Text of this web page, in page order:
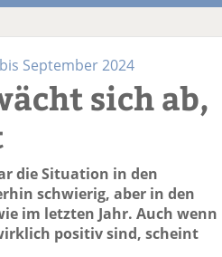
September 2024
sich ab,
die Situation in den
schwierig, aber in den
im letzten Jahr. Auch wenn
positiv sind, scheint